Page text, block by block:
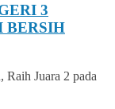
3
BERSIH